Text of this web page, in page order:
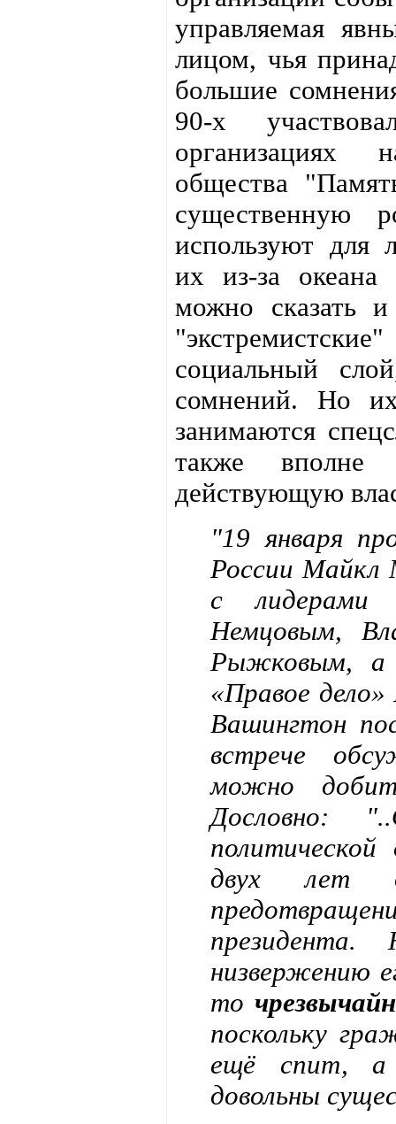
управляемая
лицом, чья
большие
90-х
организациях
общества
существенную
используют для
их из-за
можно сказать
социальный
сомнений. Но
занимаются
также вполне
действующую
"19 января
России Майкл
с лидерами
Немцовым,
Рыжковым, а
«Правое
Вашингтон
встрече
можно
Дословно:
двух лет
низвержению
то
поскольку
ещё спит, а
довольны